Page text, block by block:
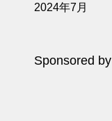
2024年7月
Sponsored by